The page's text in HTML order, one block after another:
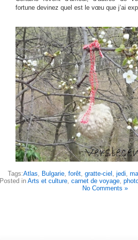
fortune devinez quel est le vœu que j’ai
Tags:Atlas, Bulgarie, forêt, gratte-ciel , jedi,
Posted in Arts et culture, carnet de voyage,
No Comments »